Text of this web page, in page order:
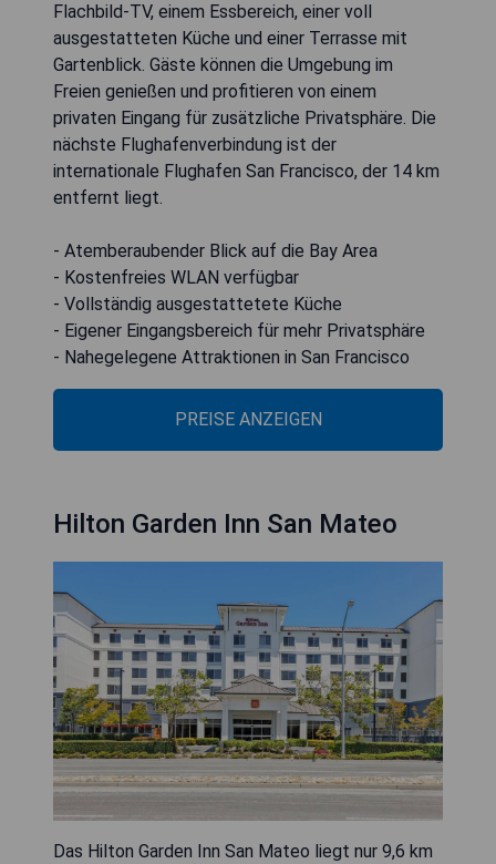
Flachbild-TV, einem Essbereich, einer voll
ausgestatteten Küche und einer Terrasse mit
Gartenblick. Gäste können die Umgebung im
Freien genießen und profitieren von einem
privaten Eingang für zusätzliche Privatsphäre. Die
nächste Flughafenverbindung ist der
internationale Flughafen San Francisco, der 14 km
entfernt liegt.
- Atemberaubender Blick auf die Bay Area
- Kostenfreies WLAN verfügbar
- Vollständig ausgestattetete Küche
- Eigener Eingangsbereich für mehr Privatsphäre
- Nahegelegene Attraktionen in San Francisco
PREISE ANZEIGEN
Hilton Garden Inn San Mateo
Das Hilton Garden Inn San Mateo liegt nur 9,6 km